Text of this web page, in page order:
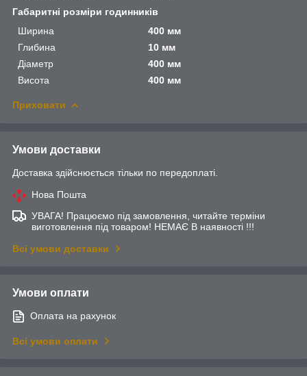
Габаритні розміри годинників
Ширина
400 мм
Глибина
10 мм
Діаметр
400 мм
Висота
400 мм
Приховати
Умови доставки
Доставка здійснюється тільки по передоплаті.
Нова Пошта
УВАГА! Працюємо під замовлення, читайте терміни
виготовлення під товаром! НЕМАЄ В наявності !!!
Всі умови доставки
Умови оплати
Оплата на рахунок
Всі умови оплати